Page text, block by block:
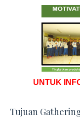
UNTUK
Tujuan